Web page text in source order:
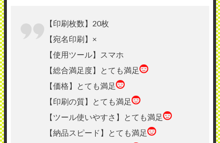
【印刷枚数】20枚
【宛名印刷】×
【使用ツール】スマホ
【総合満足度】とても満足
【価格】とても満足
【印刷の質】とても満足
【ツール使いやすさ】とても満足
【納品スピード】とても満足